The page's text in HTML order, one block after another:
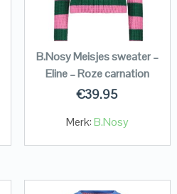
B.Nosy Meisjes sweater –
Eline – Roze carnation
€39.95
Merk:B.Nosy